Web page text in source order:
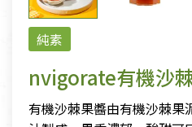
純素
nvigorate有機沙
有機沙棘果醬由有機沙棘果